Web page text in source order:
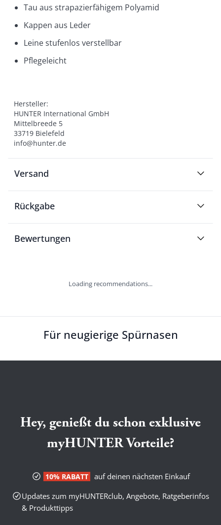
Tau aus strapazierfähigem Polyamid
Kappen aus Leder
Leine stufenlos verstellbar
Pflegeleicht
Hersteller:
HUNTER International GmbH
Mittelbreede 5
33719 Bielefeld
info@hunter.de
Versand
Rückgabe
Bewertungen
Loading recommendations...
Für neugierige Spürnasen
Hey, genießt du schon exklusive
myHUNTER Vorteile?
10% RABATT
auf deinen nächsten Einkauf
Updates zum myHUNTERclub, Angebote, Ratgeberinfos
& Produkttipps